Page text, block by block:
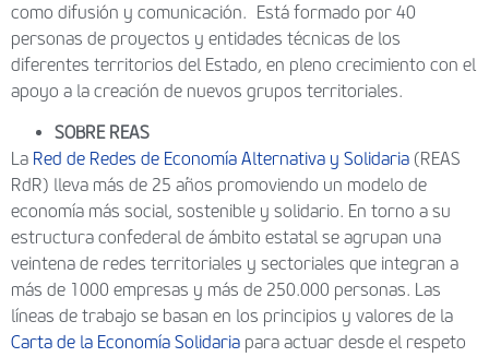
como difusión y comunicación. Está formado por 40
personas de proyectos y entidades técnicas de los
diferentes territorios del Estado, en pleno crecimiento con el
apoyo a la creación de nuevos grupos territoriales.
SOBRE REAS
La Red de Redes de Economía Alternativa y Solidaria (REAS
RdR) lleva más de 25 años promoviendo un modelo de
economía más social, sostenible y solidario. En torno a su
estructura confederal de ámbito estatal se agrupan una
veintena de redes territoriales y sectoriales que integran a
más de 1000 empresas y más de 250.000 personas. Las
líneas de trabajo se basan en los principios y valores de la
Carta de la Economía Solidaria para actuar desde el respeto